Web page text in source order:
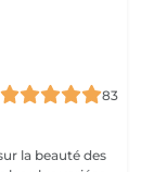
83
la beauté des